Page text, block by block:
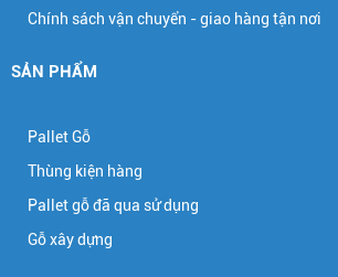
Chính sách vận chuyển - giao hàng tận nơi
SẢN PHẨM
Pallet Gỗ
Thùng kiện hàng
Pallet gỗ đã qua sử dụng
Gỗ xây dựng